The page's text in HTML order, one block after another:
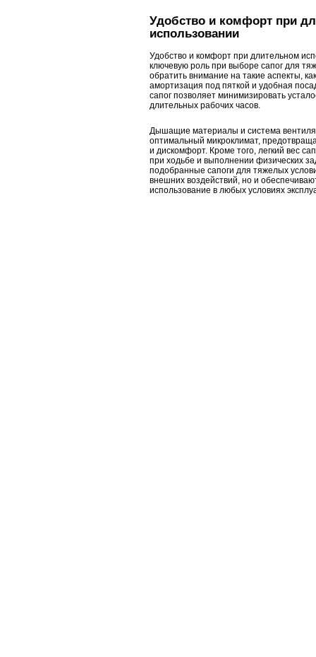
Удобство и комфорт при
использовании
Удобство и комфорт при длительном
ключевую роль при выборе сапог для
обратить внимание на такие аспекты,
амортизация под пяткой и удобная
сапог позволяет минимизировать
длительных рабочих часов.
Дышащие материалы и система
оптимальный микроклимат,
и дискомфорт. Кроме того, легкий вес
при ходьбе и выполнении физических
подобранные сапоги для тяжелых
внешних воздействий, но и
использование в любых условиях